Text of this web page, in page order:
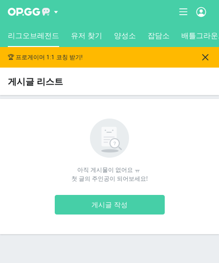
리그오브레전드 유저 찾기 양성소 잡담소 배틀그라
🏆 프로게이머 1:1 코칭 받기!
게시글 리스트
아직 게시물이 없어요 ㅠ
첫 글의 주인공이 되어보세요!
게시글 작성